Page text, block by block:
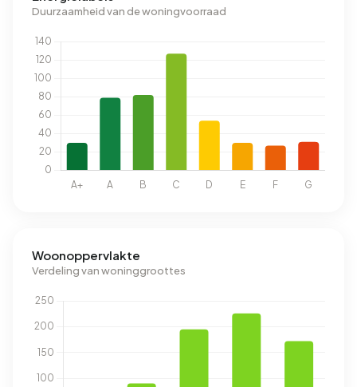
Duurzaamheid van de woningvoorraad
Woonoppervlakte
Verdeling van woninggroottes